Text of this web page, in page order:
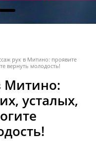
рук в Митино: проявите
вернуть молодость!
Митино:
усталых,